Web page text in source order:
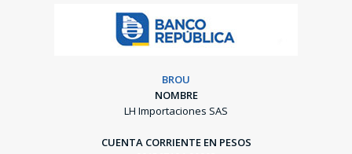
BROU
NOMBRE
LH Importaciones SAS
CUENTA CORRIENTE EN PESOS